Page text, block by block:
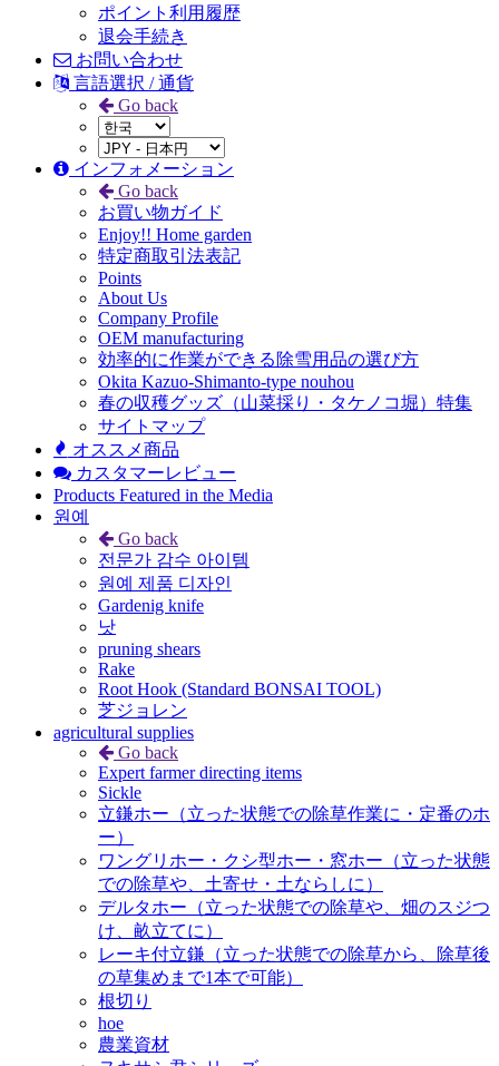
ポイント利用履歴
退会手続き
お問い合わせ
言語選択 / 通貨
Go back
インフォメーション
Go back
お買い物ガイド
Enjoy!! Home garden
特定商取引法表記
Points
About Us
Company Profile
OEM manufacturing
効率的に作業ができる除雪用品の選び方
Okita Kazuo-Shimanto-type nouhou
春の収穫グッズ（山菜採り・タケノコ堀）特集
サイトマップ
オススメ商品
カスタマーレビュー
Products Featured in the Media
원예
Go back
전문가 감수 아이템
원예 제품 디자인
Gardenig knife
낫
pruning shears
Rake
Root Hook (Standard BONSAI TOOL)
芝ジョレン
agricultural supplies
Go back
Expert farmer directing items
Sickle
立鎌ホー（立った状態での除草作業に・定番のホ
ー）
ワングリホー・クシ型ホー・窓ホー（立った状態
での除草や、土寄せ・土ならしに）
デルタホー（立った状態での除草や、畑のスジつ
け、畝立てに）
レーキ付立鎌（立った状態での除草から、除草後
の草集めまで1本で可能）
根切り
hoe
農業資材